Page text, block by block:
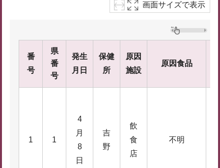
画面サイズで表示
番
号
県
番
号
発生
月日
保健
所
原因
施設
原因食品
1 1
4
月
8
日
吉
野
飲
食
店
不明